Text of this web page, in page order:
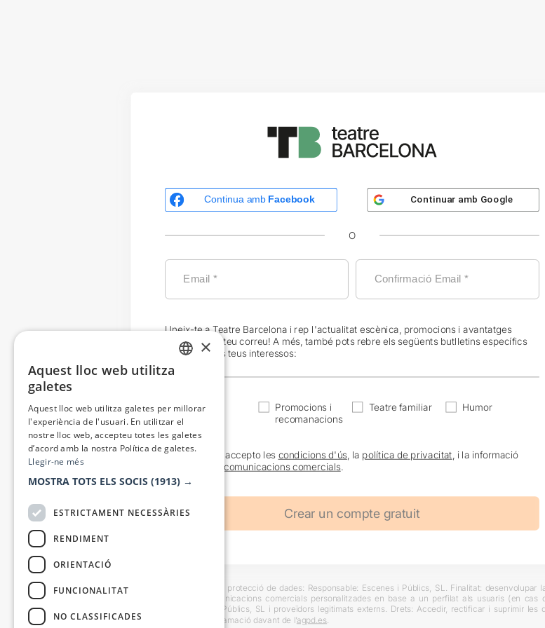
Continua amb Facebook Continuar amb Google
O
Uneix-te a Teatre Barcelona i rep l'actualitat escènica, promocions i avantatges
exclusives al teu correu! A més, també pots rebre els següents butlletins específics
en funció dels teus interessos:
Actualitat
Promocions i
recomanacions
Teatre familiar Humor
He llegit i accepto les condicions d'ús , la política de privacitat , i la informació
comunicacions comercials.
Informació bàsica sobre protecció de dades: Responsable: Escenes i Públics, SL. Finalitat:
usuaris i trametre comunicacions comercials personalitzades en base a un perfilat als usuaris (en cas
Destinataris: Escenes i Públics, SL i proveïdors legitimats externs. Drets: Accedir, rectificar i suprimir
També es pot instar reclamació davant de l’agpd.es
×
Aquest lloc web utilitza
galetes
Aquest lloc web utilitza galetes per millorar
l'experiència de l'usuari. En utilitzar el
nostre lloc web, accepteu totes les galetes
d’acord amb la nostra Política de galetes.
Llegir-ne més
MOSTRA TOTS ELS SOCIS (1913) →
ESTRICTAMENT NECESSÀRIES
RENDIMENT
ORIENTACIÓ
FUNCIONALITAT
NO CLASSIFICADES